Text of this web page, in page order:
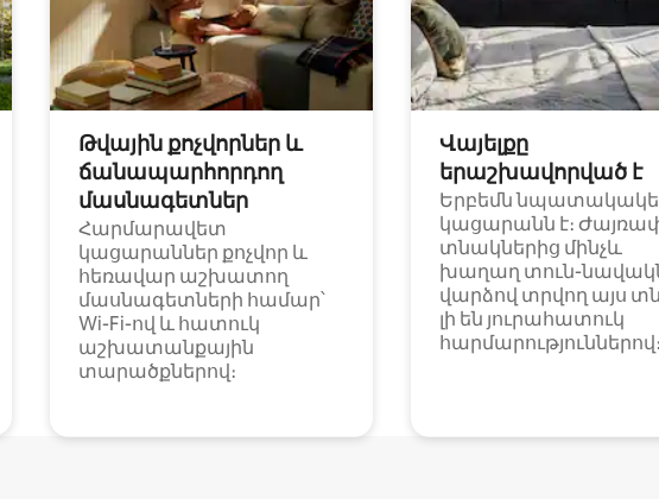
Թվային քոչվորներ և
ճանապարհորդող
մասնագետներ
Հարմարավետ
կացարաններ քոչվոր և
հեռավար աշխատող
մասնագետների համար՝
Wi-Fi-ով և հատուկ
աշխատանքային
տարածքներով։
Վայելքը
երաշխավորված է
Երբեմն
կացարանն է։
տնակներից մինչև
խաղաղ տուն-
վարձով տրվող այս
լի են յուրահատուկ
հարմարություններով։